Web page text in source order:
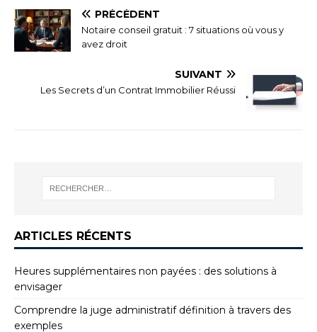
PRÉCÉDENT
Notaire conseil gratuit : 7 situations où vous y
avez droit
SUIVANT
Les Secrets d’un Contrat Immobilier Réussi
ARTICLES RÉCENTS
Heures supplémentaires non payées : des solutions à
envisager
Comprendre la juge administratif définition à travers des
exemples